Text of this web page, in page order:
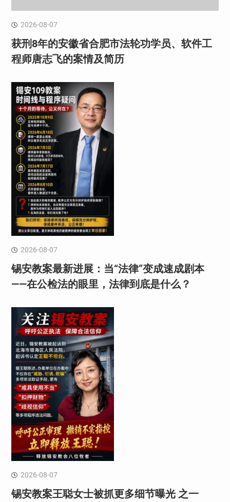
2026-08-07
获刑8年的安徽省合肥市法轮功学员、软件工
程师唐志飞的案情及简历
2026-08-07
锡安教案最新进展：当“法律”变成速成剧本
——在公检法的眼里，法律到底是什么？
2026-08-07
锡安教案王聪女士被抓更多细节曝光 之一